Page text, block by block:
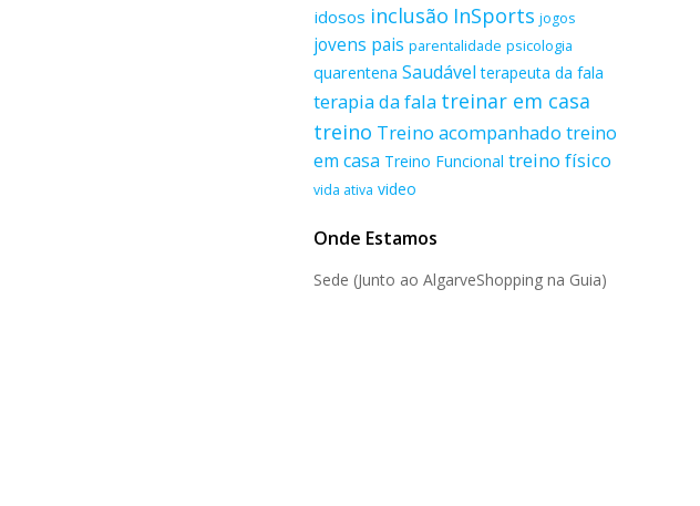
idosos inclusão InSports jogos
jovens pais parentalidade psicologia
quarentena Saudável terapeuta da fala
terapia da fala treinar em casa
treino Treino acompanhado treino
em casa Treino Funcional treino físico
vida ativa video
Onde Estamos
Sede (Junto ao AlgarveShopping na Guia)